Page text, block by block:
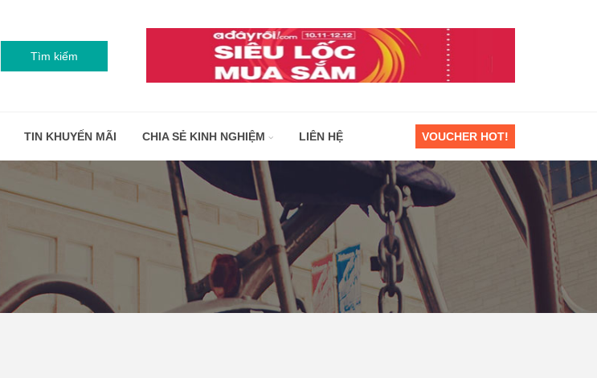
Tìm kiếm
TIN KHUYẾN MÃI CHIA SẺ KINH NGHIỆM LIÊN HỆ VOUCHER HOT!